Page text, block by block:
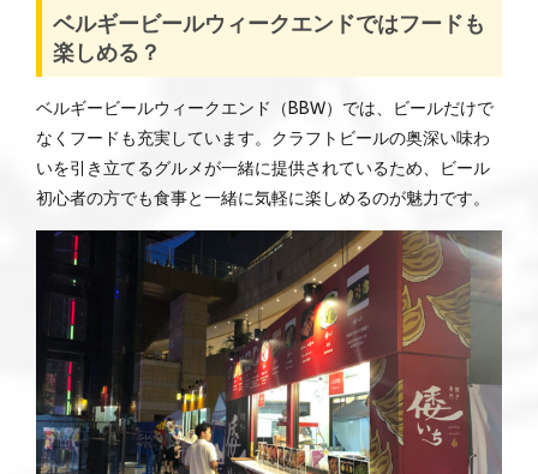
ベルギービールウィークエンドではフードも
楽しめる？
ベルギービールウィークエンド（BBW）では、ビールだけで
なくフードも充実しています。クラフトビールの奥深い味わ
いを引き立てるグルメが一緒に提供されているため、ビール
初心者の方でも食事と一緒に気軽に楽しめるのが魅力です。